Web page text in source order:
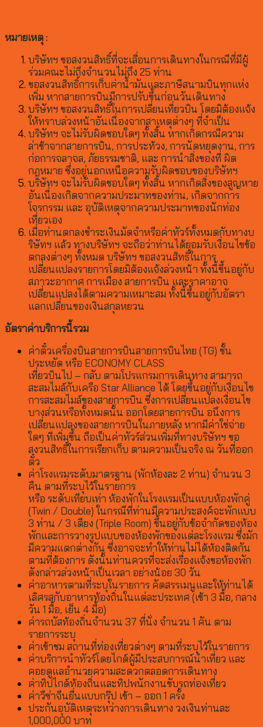
หมายเหตุ :
บริษัทฯ ขอสงวนสิทธิ์ที่จะเลื่อนการเดินทางในกรณีที่มีผู้
ร่วมคณะไม่ถึงจำนวนไม่ถึง 25 ท่าน
ขอสงวนสิทธิ์การเก็บค่าน้ำมันและภาษีสนามบินทุกแห่ง
เพิ่ม หากสายการบินมีการปรับขึ้นก่อนวันเดินทาง
บริษัทฯ ขอสงวนสิทธิ์ในการเปลี่ยนเที่ยวบิน โดยมิต้องแจ้ง
ให้ทราบล่วงหน้าอันเนื่องจากสาเหตุต่างๆ ที่จำเป็น
บริษัทฯ จะไม่รับผิดชอบใดๆ ทั้งสิ้น หากเกิดกรณีความ
ล่าช้าจากสายการบิน, การประท้วง, การนัดหยุดงาน, การ
ก่อการจลาจล, ภัยธรรมชาติ, และ การนำสิ่งของที่ ผิด
กฎหมาย ซึ่งอยู่นอกเหนือความรับผิดชอบของบริษัทฯ
บริษัทฯ จะไม่รับผิดชอบใดๆ ทั้งสิ้น หากเกิดสิ่งของสูญหาย
อันเนื่องเกิดจากความประมาทของท่าน, เกิดจากการ
โจรกรรม และ อุบัติเหตุจากความประมาทของนักท่อง
เที่ยวเอง
เมื่อท่านตกลงชำระเงินมัดจำหรือค่าทัวร์ทั้งหมดกับทางบ
ริษัทฯ แล้ว ทางบริษัทฯ จะถือว่าท่านได้ยอมรับเงื่อนไขข้อ
ตกลงต่างๆ ทั้งหมด บริษัทฯ ขอสงวนสิทธิ์ในการ
เปลี่ยนแปลงรายการโดยมิต้องแจ้งล่วงหน้า ทั้งนี้ขึ้นอยู่กับ
สภาวะอากาศ การเมือง สายการบิน และราคาอาจ
เปลี่ยนแปลงได้ตามความเหมาะสม ทั้งนี้ขึ้นอยู่กับอัตรา
แลกเปลี่ยนของเงินสกุลหยวน
อัตราค่าบริการนี้รวม
ค่าตั๋วเครื่องบินสายการบินสายการบินไทย (TG) ชั้น
ประหยัด หรือ ECONOMY CLASS
เที่ยวบินไป – กลับ ตามโปรแกรมการเดินทาง สามารถ
สะสมไมล์กับเครือ Star Alliance ได้ โดยขึ้นอยู่กับเงื่อนไข
การสะสมไมล์ของสายการบิน ซึ่งการเปลี่ยนแปลงเงื่อนไข
บางส่วนหรือทั้งหมดนั้น ออกโดยสายการบิน อนึงการ
เปลี่ยนแปลงของสายการบินในภายหลัง หากมีค่าใช่จ่าย
ใดๆ ทีเพิ่มขึ้น ถือเป็นค่าทัวร์ส่วนเพิ่มที่ทางบริษัทฯ ขอ
สงวนสิทธิ์ในการเรียกเก็บ ตามความเป็นจริง ณ วันที่ออก
ตั๋ว
ค่าโรงแรมระดับมาตรฐาน (พักห้องละ 2 ท่าน) จำนวน 3
คืน ตามที่ระบุไว้ในรายการ
หรือ ระดับเทียบเท่า ห้องพักในโรงแรมเป็นแบบห้องพักคู่
(Twin / Double) ในกรณีที่ท่านมีความประสงค์จะพักแบบ
3 ท่าน / 3 เตียง (Triple Room) ขึ้นอยู่กับข้อจำกัดของห้อง
พักและการวางรูปแบบของห้องพักของแต่ละโรงแรม ซึ่งมัก
มีความแตกต่างกัน ซึ่งอาจจะทำให้ท่านไม่ได้ห้องติดกัน
ตามที่ต้องการ ดังนั้นท่านควรที่จะส่งเรื่องแจ้งขอห้องพัก
ดังกล่าวล่วงหน้าเป็นเวลา อย่างน้อย 30 วัน
ค่าอาหารตามที่ระบุในรายการ คัดสรรเมนูและให้ท่านได้
เลิศรสกับอาหารท้องถิ่นในแต่ละประเทศ (เช้า 3 มื้อ, กลาง
วัน 1 มื้อ, เย็น 4 มื้อ)
ค่ารถบัสท้องถิ่นจำนวน 37 ที่นั่ง จำนวน 1 คัน ตาม
รายการระบุ
ค่าเข้าชม สถานที่ท่องเที่ยวต่างๆ ตามที่ระบุไว้ในรายการ
ค่าบริการนำทัวร์โดยไกด์ผู้มีประสบการณ์นำเที่ยว และ
คอยดูแลอำนวยความสะดวกตลอดการเดินทาง
ค่าทิปไกด์ท้องถิ่นและทิปพนักงานขับรถท่องเที่ยว
ค่าวีซ่าจีนยื่นแบบกรุ๊ป เข้า – ออก 1 ครั้ง
ประกันอุบัติเหตุระหว่างการเดินทาง วงเงินท่านละ
1,000,000 บาท